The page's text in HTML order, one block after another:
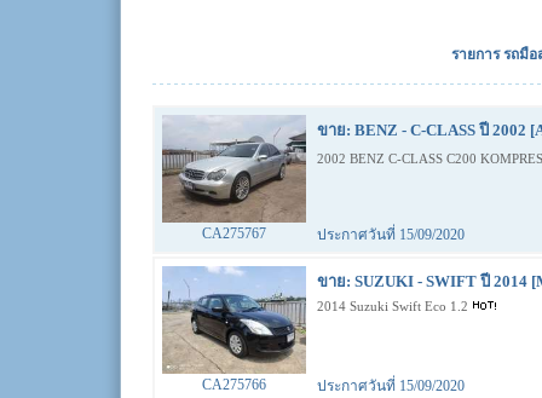
รายการ รถมื
ขาย: BENZ - C-CLASS ปี 2002
2002 BENZ C-CLASS C200
CA275767 ประกาศวันที่ 15/09/2020
ขาย: SUZUKI - SWIFT ปี 2014
2014 Suzuki Swift Eco 1.2
CA275766 ประกาศวันที่ 15/09/2020